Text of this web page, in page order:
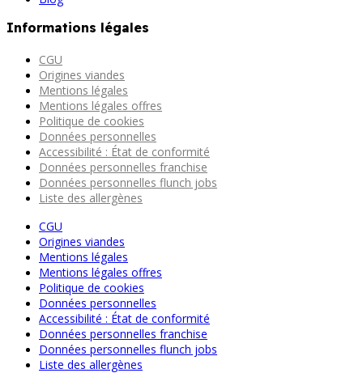
Informations légales
CGU
Origines viandes
Mentions légales
Mentions légales offres
Politique de cookies
Données personnelles
Accessibilité : État de conformité
Données personnelles franchise
Données personnelles flunch jobs
Liste des allergènes
CGU
Origines viandes
Mentions légales
Mentions légales offres
Politique de cookies
Données personnelles
Accessibilité : État de conformité
Données personnelles franchise
Données personnelles flunch jobs
Liste des allergènes